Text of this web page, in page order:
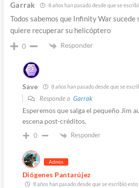
Garrak 8 años han pasado desde que se
Todos sabemos que Infinity War sucede
quiere recuperar su helicóptero
0 Responder
Save 8 años han pasado desde que se
Responde a Garrak
Esperemos que salga el pequeño Jim
escena post-créditos.
0 Responder
Admin
Diógenes Pantarújez
8 años han pasado desde que se escribió esto